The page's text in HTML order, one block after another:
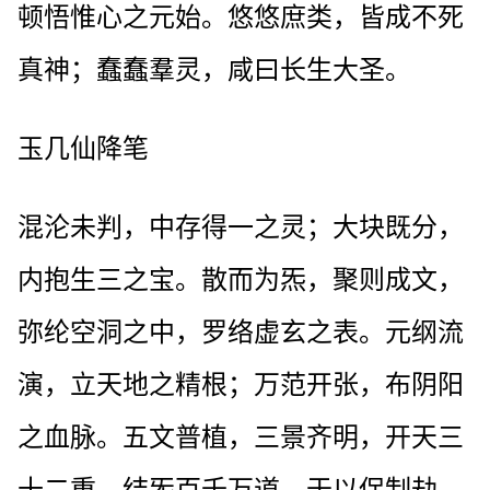
顿悟惟心之元始。悠悠庶类，皆成不死
真神；蠢蠢羣灵，咸曰长生大圣。
玉几仙降笔
混沦未判，中存得一之灵；大块既分，
内抱生三之宝。散而为炁，聚则成文，
弥纶空洞之中，罗络虚玄之表。元纲流
演，立天地之精根；万范开张，布阴阳
之血脉。五文普植，三景齐明，开天三